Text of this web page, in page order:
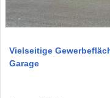
Vielseitige
Garage